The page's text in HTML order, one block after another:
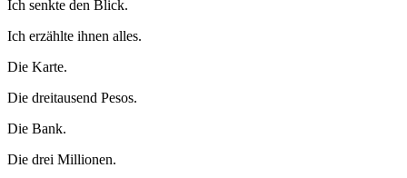
Ich senkte den Blick.
Ich erzählte ihnen alles.
Die Karte.
Die dreitausend Pesos.
Die Bank.
Die drei Millionen.